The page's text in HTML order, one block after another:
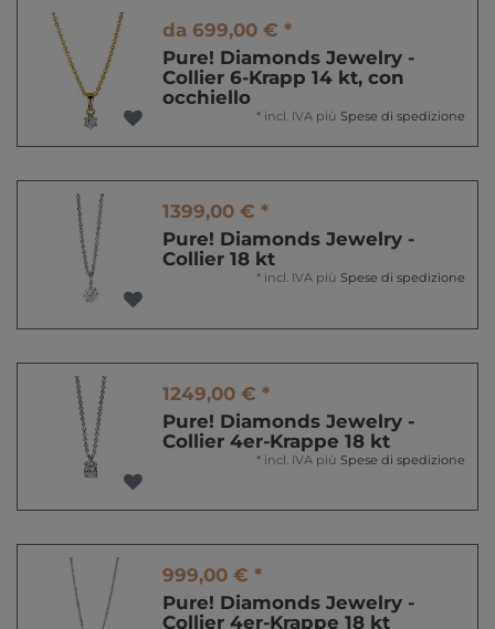
da 699,00 € *
Pure! Diamonds Jewelry -
Collier 6-Krapp 14 kt, con
occhiello
* incl. IVA più Spese di spedizione
1399,00 € *
Pure! Diamonds Jewelry -
Collier 18 kt
* incl. IVA più Spese di spedizione
1249,00 € *
Pure! Diamonds Jewelry -
Collier 4er-Krappe 18 kt
* incl. IVA più Spese di spedizione
999,00 € *
Pure! Diamonds Jewelry -
Collier 4er-Krappe 18 kt